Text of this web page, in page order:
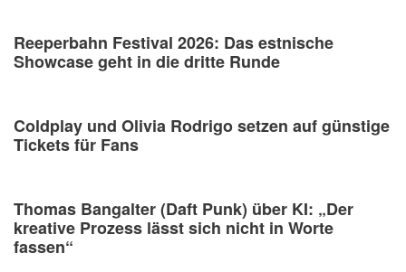
Reeperbahn Festival 2026: Das estnische
Showcase geht in die dritte Runde
Coldplay und Olivia Rodrigo setzen auf günstige
Tickets für Fans
Thomas Bangalter (Daft Punk) über KI: „Der
kreative Prozess lässt sich nicht in Worte
fassen“